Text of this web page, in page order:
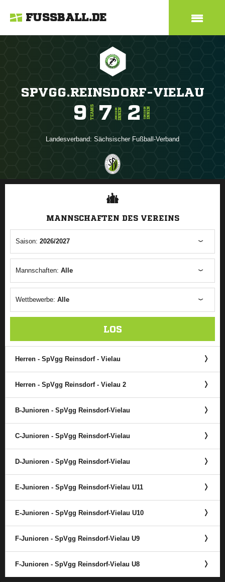
FUSSBALL.DE
SPVGG.REINSDORF-VIELAU
9 TEAMS 7 JUNIORENINNEN 2 SENIORENINNEN
Landesverband: Sächsischer Fußball-Verband
ANZEIGE
MANNSCHAFTEN DES VEREINS
Saison: 2026/2027
Mannschaften: Alle
Wettbewerbe: Alle
LOS
Herren - SpVgg Reinsdorf - Vielau
Herren - SpVgg Reinsdorf - Vielau 2
B-Junioren - SpVgg Reinsdorf-Vielau
C-Junioren - SpVgg Reinsdorf-Vielau
D-Junioren - SpVgg Reinsdorf-Vielau
E-Junioren - SpVgg Reinsdorf-Vielau U11
E-Junioren - SpVgg Reinsdorf-Vielau U10
F-Junioren - SpVgg Reinsdorf-Vielau U9
F-Junioren - SpVgg Reinsdorf-Vielau U8